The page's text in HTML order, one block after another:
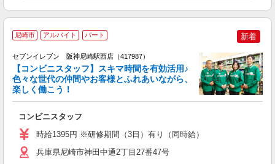
尼崎市 アルバイト パート 新着
セブンイレブン 阪神尼崎駅西店（417987）
【コンビニスタッフ】スキマ時間を有効活用♪
色々な世代の仲間やお客様とふれあいながら、
楽しく働こう！
コンビニスタッフ
時給1395円 ※研修期間（3日）有り（同時給）
兵庫県尼崎市神田中通2丁目27番47号